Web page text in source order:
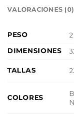
VALORACIONES (0)
PESO
DIMENSIONES
TALLAS
COLORES